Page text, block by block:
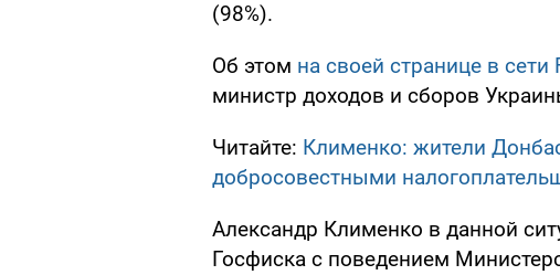
(98%).
Об этом на своей странице в сети
министр доходов и сборов
Читайте: Клименко: жители
добросовестными
Александр Клименко в данной
Госфиска с поведением